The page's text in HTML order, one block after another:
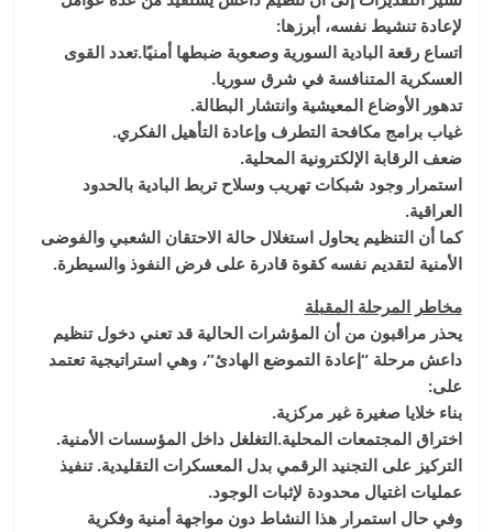
لإعادة تنشيط نفسه، أبرزها:
اتساع رقعة البادية السورية وصعوبة ضبطها أمنيًا.تعدد القوى
العسكرية المتنافسة في شرق سوريا.
تدهور الأوضاع المعيشية وانتشار البطالة.
غياب برامج مكافحة التطرف وإعادة التأهيل الفكري.
ضعف الرقابة الإلكترونية المحلية.
استمرار وجود شبكات تهريب وسلاح تربط البادية بالحدود
العراقية.
كما أن التنظيم يحاول استغلال حالة الاحتقان الشعبي والفوضى
الأمنية لتقديم نفسه كقوة قادرة على فرض النفوذ والسيطرة.
مخاطر المرحلة المقبلة
يحذر مراقبون من أن المؤشرات الحالية قد تعني دخول تنظيم
داعش مرحلة “إعادة التموضع الهادئ”، وهي استراتيجية تعتمد
على:
بناء خلايا صغيرة غير مركزية.
اختراق المجتمعات المحلية.التغلغل داخل المؤسسات الأمنية.
التركيز على التجنيد الرقمي بدل المعسكرات التقليدية. تنفيذ
عمليات اغتيال محدودة لإثبات الوجود.
وفي حال استمرار هذا النشاط دون مواجهة أمنية وفكرية